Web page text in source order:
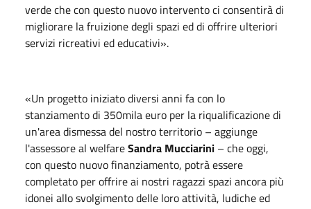
verde che con questo nuovo intervento ci consentirà di
migliorare la fruizione degli spazi ed di offrire ulteriori
servizi ricreativi ed educativi».
«Un progetto iniziato diversi anni fa con lo
stanziamento di 350mila euro per la riqualificazione di
un'area dismessa del nostro territorio – aggiunge
l'assessore al welfareSandra Mucciarini – cheoggi,
con questo nuovo finanziamento, potrà essere
completato per offrire ai nostri ragazzi spazi ancora più
idonei allo svolgimento delle loro attività, ludiche ed